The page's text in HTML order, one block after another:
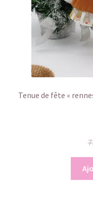
Tenue de fête «